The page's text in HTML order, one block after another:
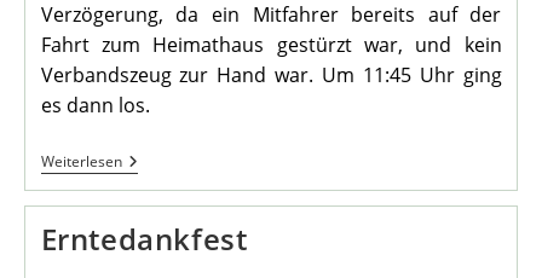
Verzögerung, da ein Mitfahrer bereits auf der
Fahrt zum Heimathaus gestürzt war, und kein
Verbandszeug zur Hand war. Um 11:45 Uhr ging
es dann los.
WeiterlesenAbschlussradtour
2013
Erntedankfest